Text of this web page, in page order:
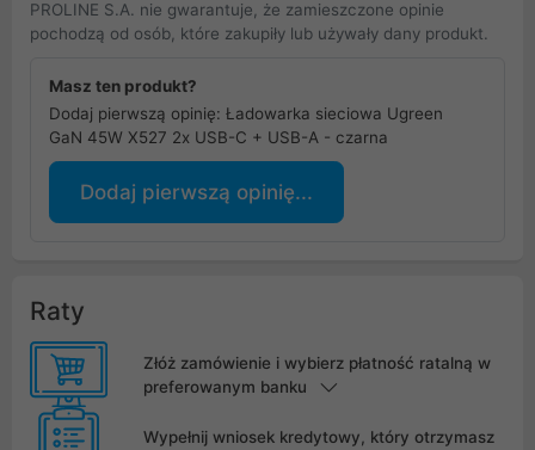
PROLINE S.A. nie gwarantuje, że zamieszczone opinie
pochodzą od osób, które zakupiły lub używały dany produkt.
Masz ten produkt?
Dodaj pierwszą opinię: Ładowarka sieciowa Ugreen
GaN 45W X527 2x USB-C + USB-A - czarna
Dodaj pierwszą opinię...
Raty
Złóż zamówienie i wybierz płatność ratalną w
preferowanym banku
Wypełnij wniosek kredytowy, który otrzymasz